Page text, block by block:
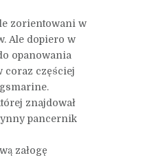
zorientowani w
Ale dopiero w
opanowania
coraz częściej
znajdował
pancernik
załogę